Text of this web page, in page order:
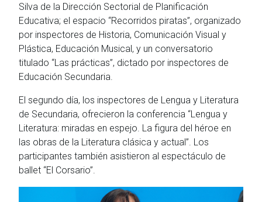
Silva de la Dirección Sectorial de Planificación
Educativa; el espacio “Recorridos piratas”, organizado
por inspectores de Historia, Comunicación Visual y
Plástica, Educación Musical, y un conversatorio
titulado “Las prácticas”, dictado por inspectores de
Educación Secundaria.
El segundo día, los inspectores de Lengua y Literatura
de Secundaria, ofrecieron la conferencia “Lengua y
Literatura: miradas en espejo. La figura del héroe en
las obras de la Literatura clásica y actual”. Los
participantes también asistieron al espectáculo de
ballet “El Corsario”.